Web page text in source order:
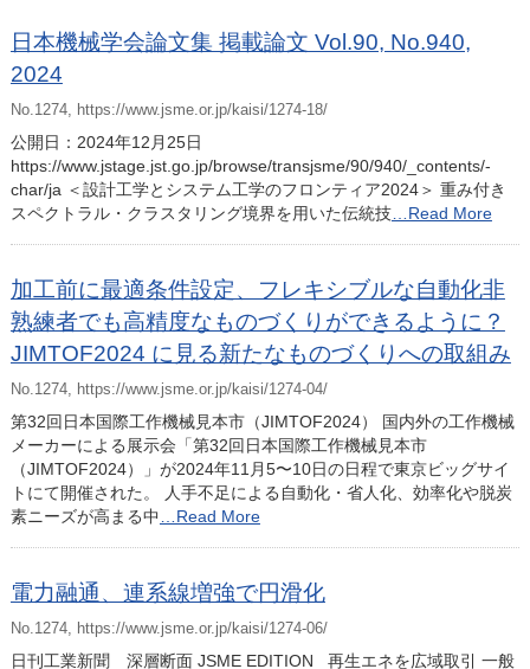
日本機械学会論文集 掲載論文 Vol.90, No.940,
2024
No.1274, https://www.jsme.or.jp/kaisi/1274-18/
公開日：2024年12月25日
https://www.jstage.jst.go.jp/browse/transjsme/90/940/_contents/-
char/ja ＜設計工学とシステム工学のフロンティア2024＞ 重み付き
スペクトラル・クラスタリング境界を用いた伝統技…Read More
加工前に最適条件設定、フレキシブルな自動化非
熟練者でも高精度なものづくりができるように？
JIMTOF2024 に見る新たなものづくりへの取組み
No.1274, https://www.jsme.or.jp/kaisi/1274-04/
第32回日本国際工作機械見本市（JIMTOF2024） 国内外の工作機械
メーカーによる展示会「第32回日本国際工作機械見本市
（JIMTOF2024）」が2024年11月5〜10日の日程で東京ビッグサイ
トにて開催された。 人手不足による自動化・省人化、効率化や脱炭
素ニーズが高まる中
…Read More
電力融通、連系線増強で円滑化
No.1274, https://www.jsme.or.jp/kaisi/1274-06/
日刊工業新聞 深層断面 JSME EDITION 再生エネを広域取引 一般